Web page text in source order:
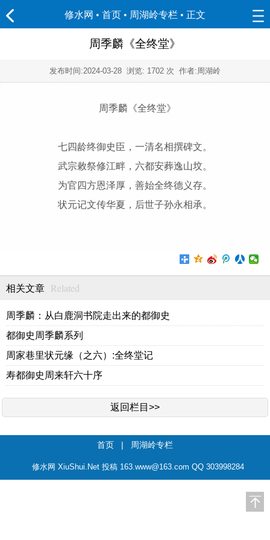
修水网 • 首页 • 周湖岭专栏 • 正文
周季麟《全终堂》
发布时间:2024-03-28 浏览: 1702 次 作者:周湖岭
周季麟《全终堂》
七四龄终御史臣，一清名相撰碑文。
武宗敕祭修江畔，六都安葬逸山坟。
为官四方恩泽厚，善始全终德义存。
状元记文传华夏，后世子孙永相承。
相关文章 Related
周季麟：从白鹿洞书院走出来的都御史
都御史周季麟系列
周家巷里状元缘（之六）:全终堂记
寿都御史周来轩六十序
返回栏目>>
首页 | 周湖岭专栏
修水网 XiuShui.Net 投稿 163.www@163.com QQ 303998284